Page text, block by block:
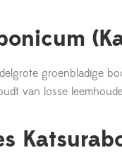
groenbladige
van losse